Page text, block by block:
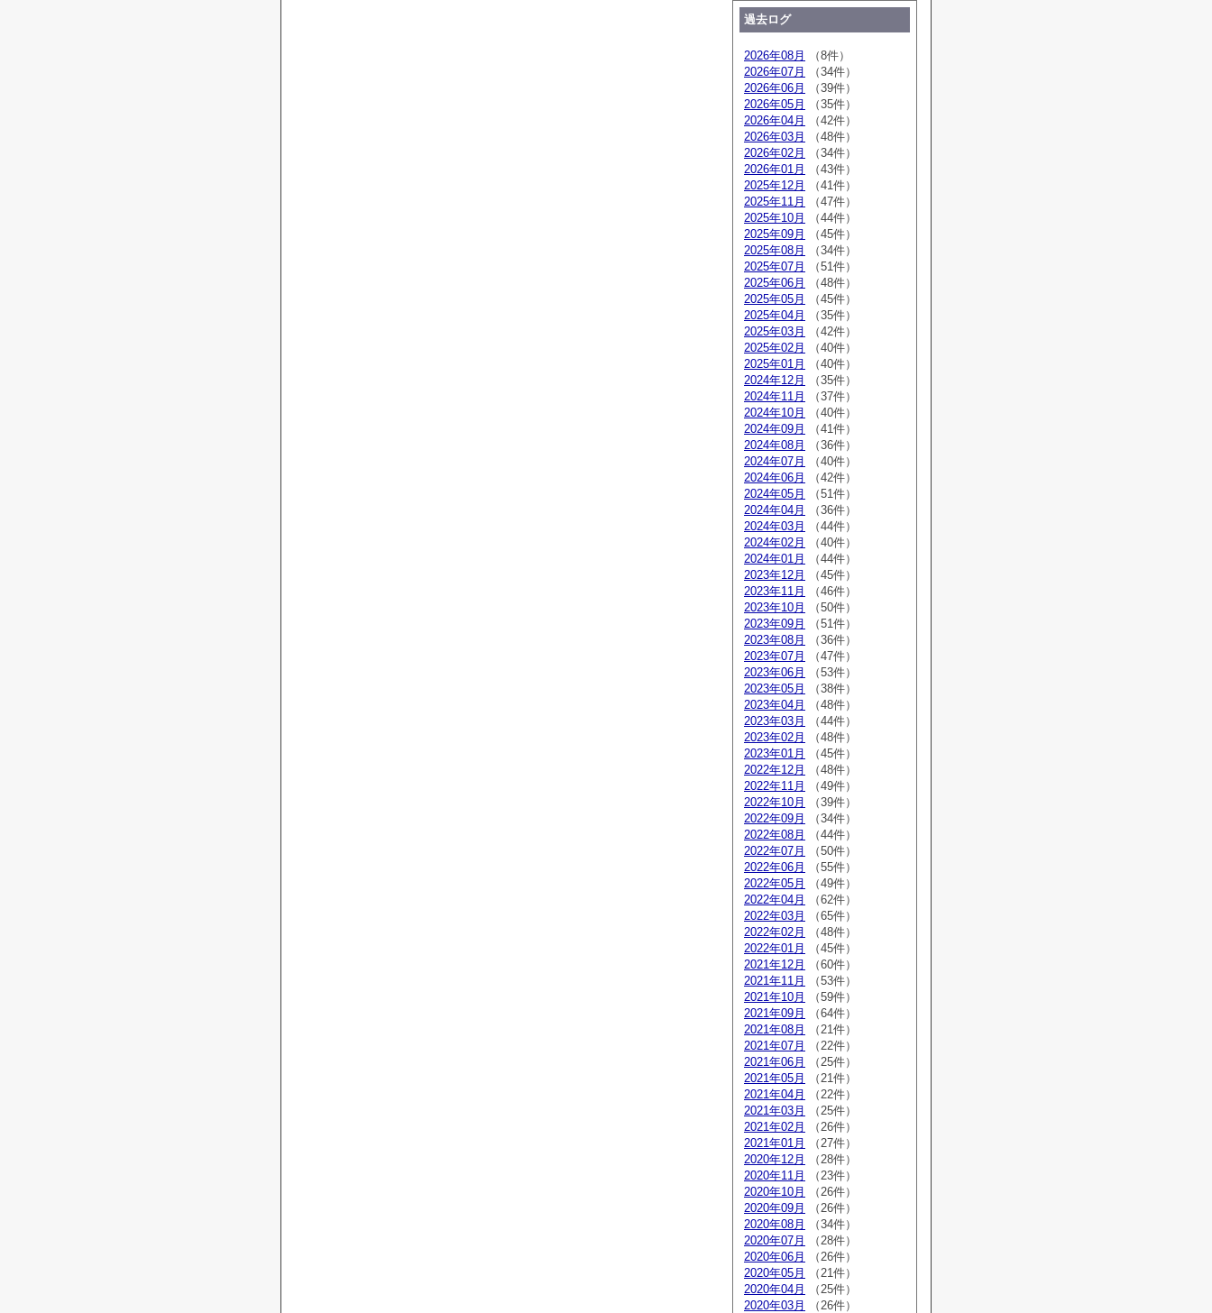
過去ログ
2026年08月
（8件）
2026年07月
（34件）
2026年06月
（39件）
2026年05月
（35件）
2026年04月
（42件）
2026年03月
（48件）
2026年02月
（34件）
2026年01月
（43件）
2025年12月
（41件）
2025年11月
（47件）
2025年10月
（44件）
2025年09月
（45件）
2025年08月
（34件）
2025年07月
（51件）
2025年06月
（48件）
2025年05月
（45件）
2025年04月
（35件）
2025年03月
（42件）
2025年02月
（40件）
2025年01月
（40件）
2024年12月
（35件）
2024年11月
（37件）
2024年10月
（40件）
2024年09月
（41件）
2024年08月
（36件）
2024年07月
（40件）
2024年06月
（42件）
2024年05月
（51件）
2024年04月
（36件）
2024年03月
（44件）
2024年02月
（40件）
2024年01月
（44件）
2023年12月
（45件）
2023年11月
（46件）
2023年10月
（50件）
2023年09月
（51件）
2023年08月
（36件）
2023年07月
（47件）
2023年06月
（53件）
2023年05月
（38件）
2023年04月
（48件）
2023年03月
（44件）
2023年02月
（48件）
2023年01月
（45件）
2022年12月
（48件）
2022年11月
（49件）
2022年10月
（39件）
2022年09月
（34件）
2022年08月
（44件）
2022年07月
（50件）
2022年06月
（55件）
2022年05月
（49件）
2022年04月
（62件）
2022年03月
（65件）
2022年02月
（48件）
2022年01月
（45件）
2021年12月
（60件）
2021年11月
（53件）
2021年10月
（59件）
2021年09月
（64件）
2021年08月
（21件）
2021年07月
（22件）
2021年06月
（25件）
2021年05月
（21件）
2021年04月
（22件）
2021年03月
（25件）
2021年02月
（26件）
2021年01月
（27件）
2020年12月
（28件）
2020年11月
（23件）
2020年10月
（26件）
2020年09月
（26件）
2020年08月
（34件）
2020年07月
（28件）
2020年06月
（26件）
2020年05月
（21件）
2020年04月
（25件）
2020年03月
（26件）